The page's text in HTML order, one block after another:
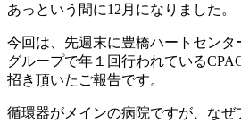
あっという間に12月になりました。
今回は、先週末に豊橋ハートセン
グループで年１回行われている
招き頂いたご報告です。
循環器がメインの病院ですが、なぜ